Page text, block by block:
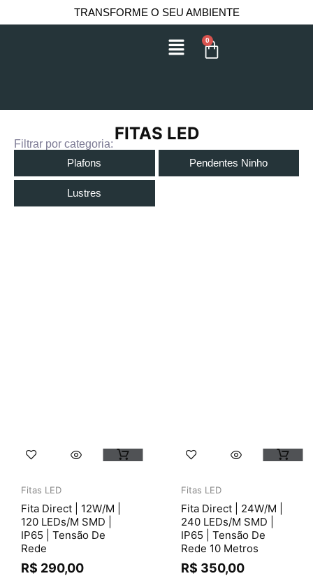
TRANSFORME O SEU AMBIENTE
0
FITAS LED
Filtrar por categoria:
Plafons
Pendentes Ninho
Lustres
Fitas LED
Fita Direct | 12W/m |
120 LEDs/m SMD |
IP65 | Tensão De
Rede
R$ 290,00
Fitas LED
Fita Direct | 24W/m |
240 LEDs/m SMD |
IP65 | Tensão De
Rede 10 Metros
R$ 350,00